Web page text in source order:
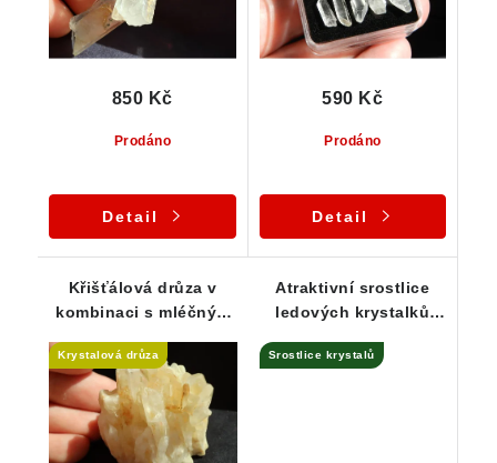
Prodáno
850 Kč
Detail
Prodáno
590 Kč
Detail
Křišťálová drůza v
kombinaci s mléčným
Červená voda
Krystalová drůza
Atraktivní srostlice
ledových krystalků
Srostlice krystalů